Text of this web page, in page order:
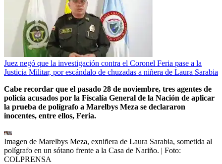
Juez negó que la investigación contra el Coronel Feria pase a la
Justicia Militar, por escándalo de chuzadas a niñera de Laura Sarabia
Cabe recordar que el pasado 28 de noviembre, tres agentes de
policía acusados por la Fiscalía General de la Nación de aplicar
la prueba de polígrafo a Marelbys Meza se declararon
inocentes, entre ellos, Feria.
Imagen de Marelbys Meza, exniñera de Laura Sarabia, sometida al
polígrafo en un sótano frente a la Casa de Nariño. | Foto:
COLPRENSA